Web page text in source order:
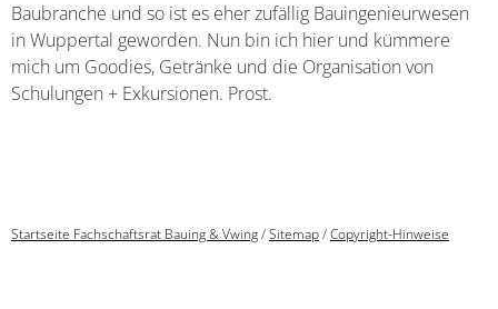
Baubranche und so ist es eher zufällig Bauingenieurwesen
in Wuppertal geworden. Nun bin ich hier und kümmere
mich um Goodies, Getränke und die Organisation von
Schulungen + Exkursionen. Prost.
Startseite Fachschaftsrat Bauing & Vwing/Sitemap/Copyright-Hinweise